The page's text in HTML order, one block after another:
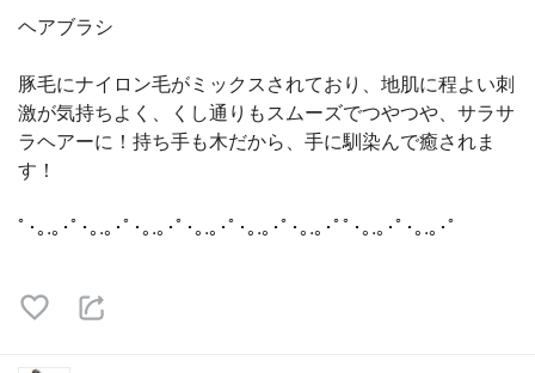
ヘアブラシ
豚毛にナイロン毛がミックスされており、地肌に程よい刺
激が気持ちよく、くし通りもスムーズでつやつや、サラサ
ラヘアーに！持ち手も木だから、手に馴染んで癒されま
す！
ﾟ･｡.｡･ﾟ･｡.｡･ﾟ･｡.｡･ﾟ･｡.｡･ﾟ･｡.｡･ﾟ･｡.｡･ﾟﾟ･｡.｡･ﾟ･｡.｡･ﾟ